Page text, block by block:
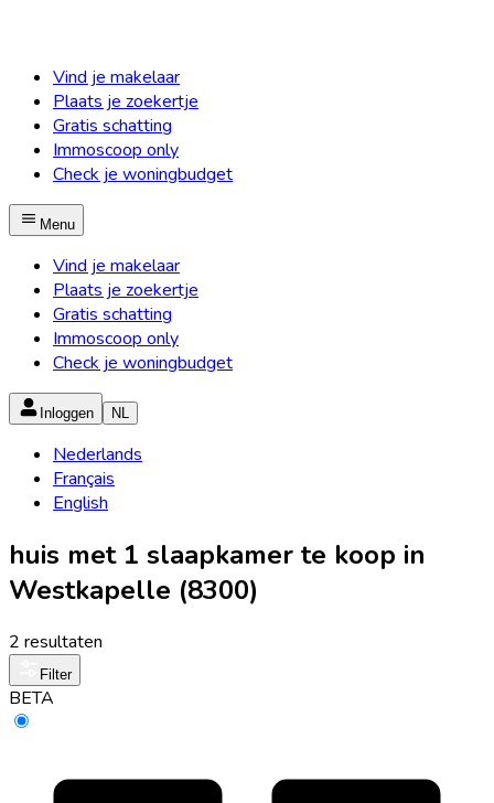
Vind je makelaar
Plaats je zoekertje
Gratis schatting
Immoscoop only
Check je woningbudget
Menu
Vind je makelaar
Plaats je zoekertje
Gratis schatting
Immoscoop only
Check je woningbudget
Inloggen NL
Nederlands
Français
English
huis met 1 slaapkamer te koop in
Westkapelle (8300)
2 resultaten
Filter
BETA